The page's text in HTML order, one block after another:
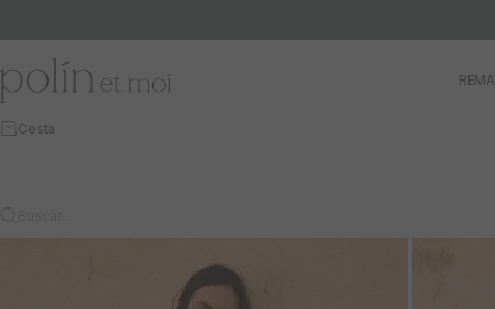
Polín et moi
Cesta
Buscar…